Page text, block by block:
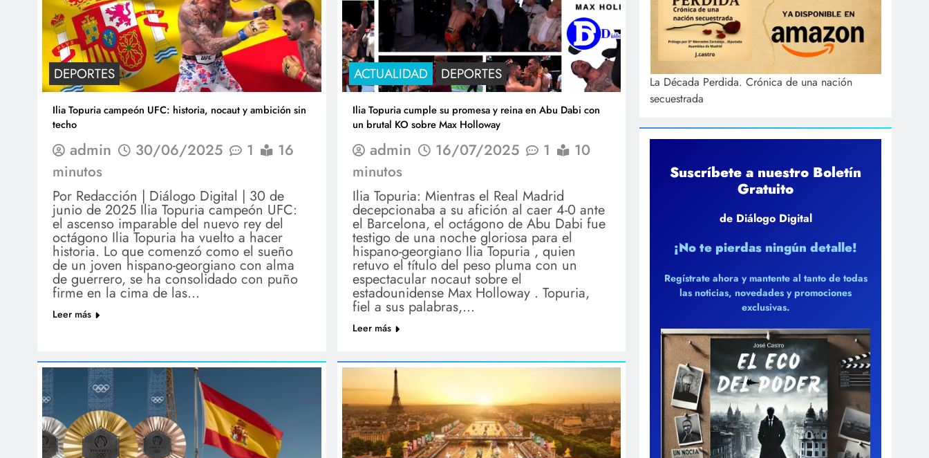
DEPORTES
Ilia Topuria campeón UFC: historia, nocaut y ambición sin
techo
admin 30/06/2025 1
16
minutos
Por Redacción | Diálogo Digital | 30 de
junio de 2025 Ilia Topuria campeón UFC:
el ascenso imparable del nuevo rey del
octágono Ilia Topuria ha vuelto a hacer
historia. Lo que comenzó como el sueño
de un joven hispano-georgiano con alma
de guerrero, se ha consolidado con puño
firme en la cima de las…
Leer más
ACTUALIDAD DEPORTES
Ilia Topuria cumple su promesa y reina en Abu Dabi con
un brutal KO sobre Max Holloway
admin 16/07/2025 1
10
minutos
Ilia Topuria: Mientras el Real Madrid
decepcionaba a su afición al caer 4-0 ante
el Barcelona, ​​​​el octágono de Abu Dabi fue
testigo de una noche gloriosa para el
hispano-georgiano Ilia Topuria , quien
retuvo el título del peso pluma con un
espectacular nocaut sobre el
estadounidense Max Holloway . Topuria,
fiel a sus palabras,…
Leer más
La Década Perdida. Crónica de una nación
secuestrada
Suscríbete a nuestro Boletín
Gratuito
de Diálogo Digital
¡No te pierdas ningún detalle!
Regístrate ahora y mantente al tanto de todas
las noticias, novedades y promociones
exclusivas.
Suscríbete a nuestro Boletín
Gratuito
Regístrate ahora y mantente al tanto de todas
las noticias, novedades y promociones
exclusivas.